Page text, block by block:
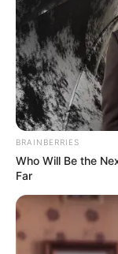
BRAINBERRIES
Who Will Be the
Far